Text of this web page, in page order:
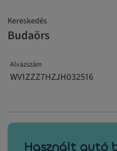
Kereskedés
Budaörs
Alvázszám
WV1ZZZ7HZJH032516
Használt autó